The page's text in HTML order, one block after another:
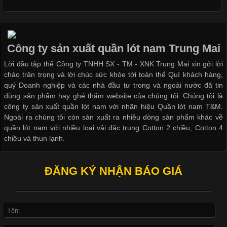
Cập nhật 2026-05-21 14:59:25
Trong những năm gần đây, vải Bamboo đang trở thành một
trong những chất liệu được yêu thích trong ngành thời trang
nhờ đặc tính mềm mại, thoáng khí và thân thiện với môi trường.
Không chỉ được ứng dụng trong quần áo thường ngày, loại vải
này còn xuất hiện nhiều trong các sản phẩm đồ lót
Những Loại Vải Thun Thông Dụng Và Đặc Điểm Nổi Bật
Cập nhật 2026-05-20 14:58:56
Vải thun là một trong những chất liệu được sử dụng rộng rãi
nhất trong ngành thời trang nhờ đặc tính co giãn, mềm mại và
Công ty sản xuất quần lót nam Trung Mai
Lời đầu tập thể Công ty TNHH SX - TM - XNK Trung Mai xin gởi lời
chào trân trọng và lời chúc sức khỏe tới toàn thể Quí khách hàng,
quý Doanh nghiệp và các nhà đầu tư trong và ngoài nước đã tin
dùng sản phẩm hay ghé thăm website của chúng tôi. Chúng tôi là
công ty sản xuất quần lót nam với nhãn hiệu Quần lót nam T&M.
Ngoài ra chúng tôi còn sản xuất ra nhiều dòng sản phẩm khác về
quần lót nam với nhiều loại vải đặc trung Cotton 2 chiều, Cotton 4
chiều và thun lạnh.
ĐĂNG KÝ NHẬN BÁO GIÁ